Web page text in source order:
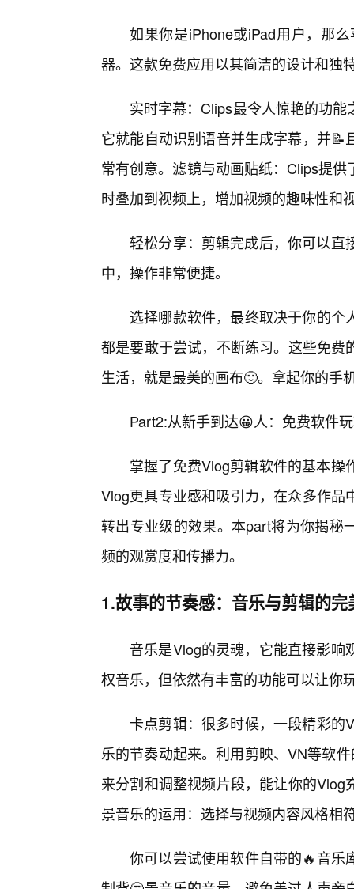
如果你是iPhone或iPad用户，那
器。这款免费应用以其简洁的设计和独
实时字幕：Clips最令人惊艳的功
它就能自动识别语音并生成字幕，并
常有创意。滤镜与动画贴纸：Clips提
时叠加到视频上，增加视频的趣味性和
轻松分享：剪辑完成后，你可以直
中，操作非常便捷。
选择哪款软件，最终取决于你的
都是要敢于尝试，不断练习。这些免
生活，就是最美的画布🙂。拿起你的手
Part2:从新手到达😀人：免费软件
掌握了免费Vlog剪辑软件的基本
Vlog更具专业感和吸引力，在众多作
转出专业级的效果。本part将为你揭秘
频的观赏度和传播力。
1.故事的节奏感：音乐与剪辑的完
音乐是Vlog的灵魂，它能直接影
权音乐，但依然有丰富的功能可以让你
卡点剪辑：很多时候，一段精彩
乐的节奏动起来。利用剪映、VN等软
来分割和调整视频片段，能让你的
景音乐的运用：选择与视频内容风格相
你可以尝试使用软件自带的🔥音乐